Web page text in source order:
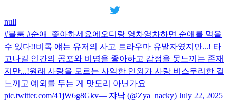
null
#블룸 #순애_좋아하세요에오디랑 영차영차하면 순애를 먹을
수 있다!!비록 얘는 유저의 사고 트라우마 유발자였지만...! 타
고나길 인간의 공포와 비명을 좋아하고 감정을 못느끼는 존재
지만...!원래 사랑을 모르는 사악한 인외가 사랑 비스무리한 걸
느끼고 예외를 두는 게 맛도리 아닌가요
pic.twitter.com/41jW6g8Gkv— 쟈낙 (@Zya_nacky) July 22, 2025